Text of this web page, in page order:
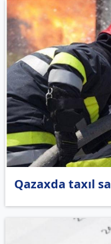
Qazaxda taxıl